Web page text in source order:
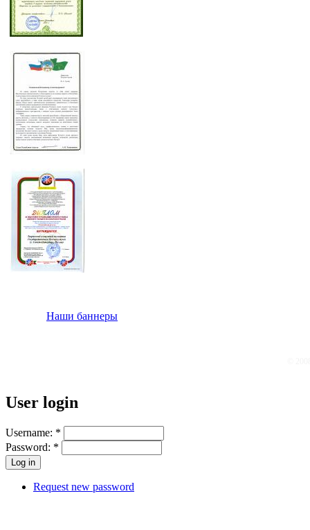
Наши баннеры
User login
Username: *
Password: *
Request new password